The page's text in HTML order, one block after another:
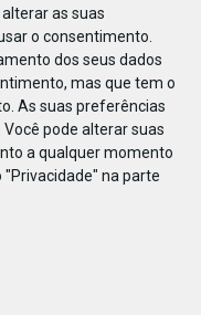
as suas
o consentimento.
dos seus dados
mas que tem o
As suas preferências
pode alterar suas
a qualquer momento
na parte